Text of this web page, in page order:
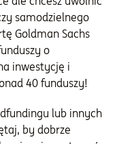
samodzielnego
Goldman Sachs
o
inwestycję i
40 funduszy!
lub innych
by dobrze